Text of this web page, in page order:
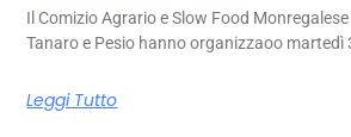
Il Comizio Agrario e Slow Food Monregalese
Tanaro e Pesio hanno organizzaoo martedì
Leggi Tutto